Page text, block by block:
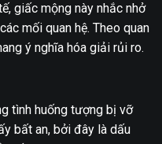
giấc mộng này nhắc nhở
mối quan hệ. Theo quan
ý nghĩa hóa giải rủi ro.
tình huống tượng bị vỡ
bất an, bởi đây là dấu